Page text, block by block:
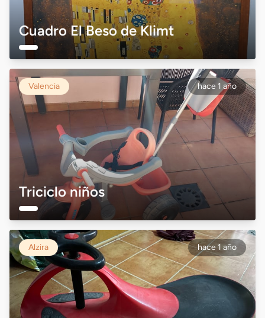
Cuadro El Beso de Klimt
Valencia hace 1 año
Triciclo niños
Alzira hace 1 año